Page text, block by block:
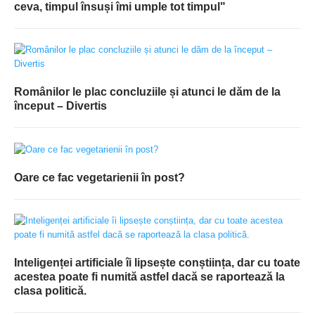
ceva, timpul însuși îmi umple tot timpul"
Românilor le plac concluziile și atunci le dăm de la
început – Divertis
Oare ce fac vegetarienii în post?
Inteligenței artificiale îi lipsește conștiința, dar cu toate
acestea poate fi numită astfel dacă se raportează la
clasa politică.